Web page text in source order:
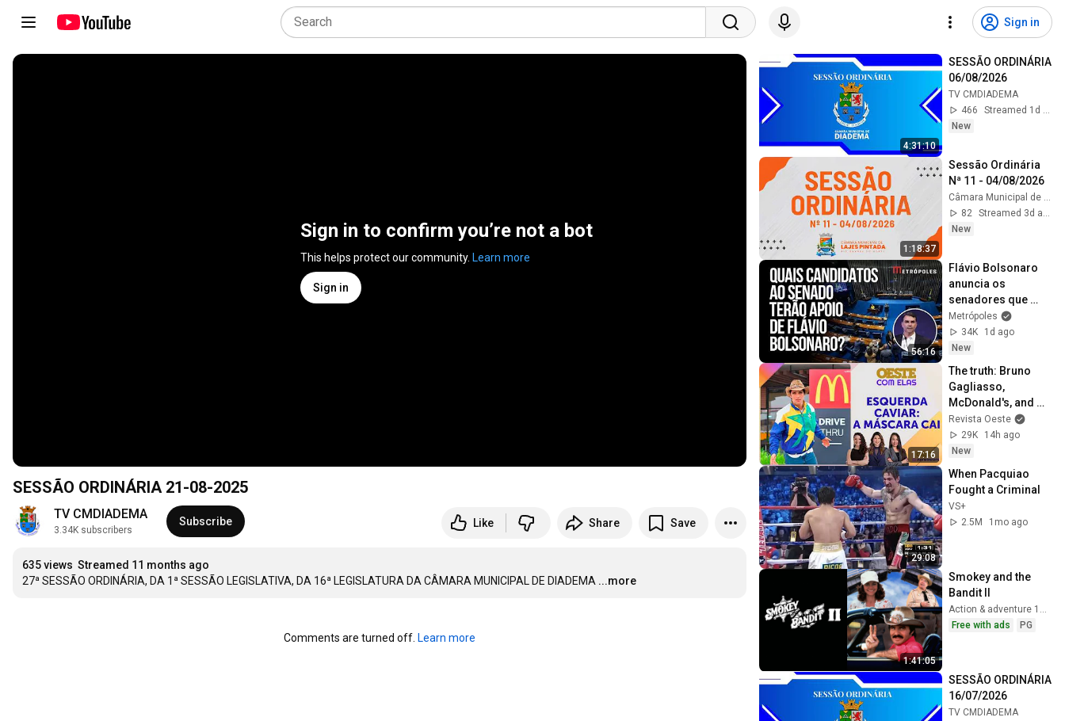
Sign in
Sign in to confirm you’re not a bot
This helps protect our community. Learn more
Sign in
SESSÃO ORDINÁRIA 21-08-2025
TV CMDIADEMA
3.34K subscribers
Subscribe Like Share Save
635 views Streamed 11 months ago
27ª SESSÃO ORDINÁRIA, DA 1ª SESSÃO LEGISLATIVA, DA 16ª LEGISLATURA DA CÂMARA MUNICIPAL DE DIADEMA ...more
Comments are turned off. Learn more
4:31:10
SESSÃO ORDINÁRIA
06/08/2026
TV CMDIADEMA
466
Streamed 1d ago
New
1:18:37
Sessão Ordinária
Nª 11 - 04/08/2026
Câmara Municipal de Lajes Pintadas-RN
82
Streamed 3d ago
New
56:16
Flávio Bolsonaro
anuncia os
senadores que
serão apoiados
pelo PL em 2026
Metrópoles
34K
1d ago
New
17:16
The truth: Bruno
Gagliasso,
McDonald's, and
the champagne
socialist
Revista Oeste
29K
14h ago
New
29:08
When Pacquiao
Fought a Criminal
VS+
2.5M
1mo ago
1:41:05
Smokey and the
Bandit II
Free with ads
PG
SESSÃO ORDINÁRIA
16/07/2026
TV CMDIADEMA